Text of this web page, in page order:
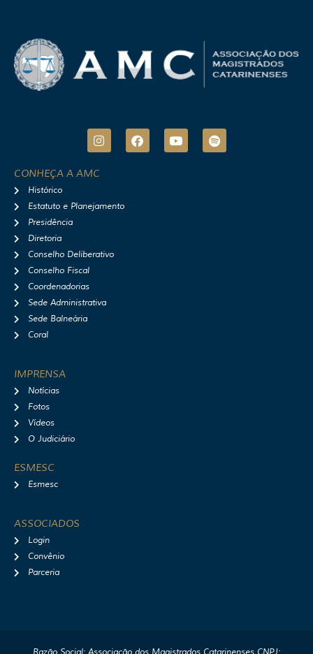
I
n
t
a
r
F
a
Y
o
S
p
CONHEÇA A AMC
Histórico
Estatuto e Planejamento
Presidência
Diretoria
Conselho Deliberativo
Conselho Fiscal
Coordenadorias
Sede Administrativa
Sede Balneária
Coral
IMPRENSA
Notícias
Fotos
Vídeos
O Judiciário
ESMESC
Esmesc
ASSOCIADOS
Login
Convênio
Parceria